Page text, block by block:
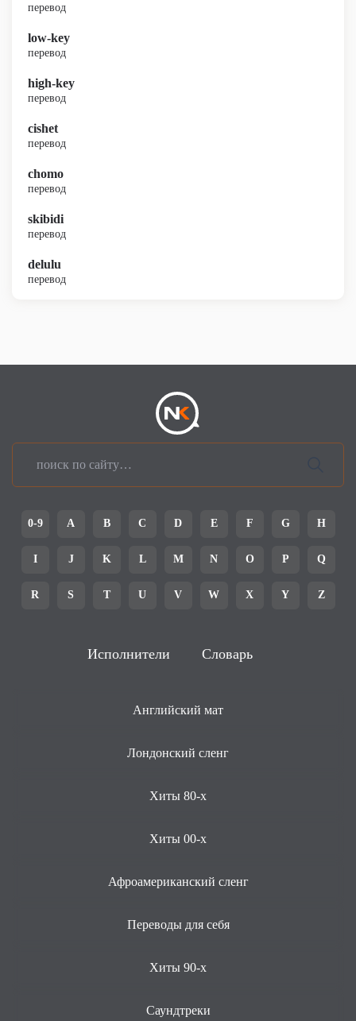
перевод
low-key
перевод
high-key
перевод
cishet
перевод
chomo
перевод
skibidi
перевод
delulu
перевод
0-9 A B C D E F G H
I J K L M N O P Q
R S T U V W X Y Z
Исполнители Словарь
Английский мат
Лондонский сленг
Хиты 80-х
Хиты 00-х
Афроамериканский сленг
Переводы для себя
Хиты 90-х
Саундтреки